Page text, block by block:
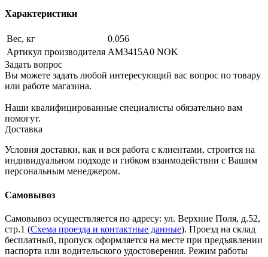
Характеристики
Вес, кг
0.056
Артикул производителя AM3415A0 NOK
Задать вопрос
Вы можете задать любой интересующий вас вопрос по товару
или работе магазина.
Наши квалифицированные специалисты обязательно вам
помогут.
Доставка
Условия доставки, как и вся работа с клиентами, строится на
индивидуальном подходе и гибком взаимодействии с Вашим
персональным менеджером.
Самовывоз
Самовывоз осуществляется по адресу: ул. Верхние Поля, д.52,
стр.1 (Схема проезда и контактные данные). Проезд на склад
бесплатный, пропуск оформляется на месте при предъявлении
паспорта или водительского удостоверения. Режим работы